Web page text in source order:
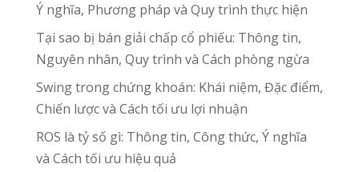
Ý nghĩa, Phương pháp và Quy trình thực hiện
Tại sao bị bán giải chấp cổ phiếu: Thông tin,
Nguyên nhân, Quy trình và Cách phòng ngừa
Swing trong chứng khoán: Khái niệm, Đặc điểm,
Chiến lược và Cách tối ưu lợi nhuận
ROS là tỷ số gì: Thông tin, Công thức, Ý nghĩa
và Cách tối ưu hiệu quả